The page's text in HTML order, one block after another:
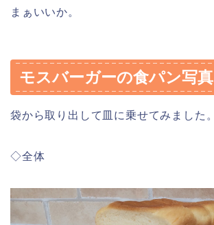
まぁいいか。
モスバーガーの食パン写真
袋から取り出して皿に乗せてみました。
◇全体